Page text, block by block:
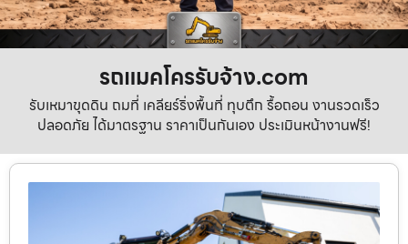
รถแมคโครรับจ้าง.com
รับเหมาขุดดิน ถมที่ เคลียร์ริ่งพื้นที่ ทุบตึก รื้อถอน งานรวดเร็ว
ปลอดภัย ได้มาตรฐาน ราคาเป็นกันเอง ประเมินหน้างานฟรี!